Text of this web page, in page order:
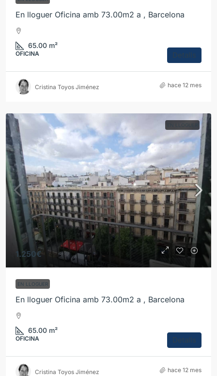
En lloguer Oficina amb 73.00m2 a , Barcelona
65.00 m²
OFICINA Detalls
Cristina Toyos Jiménez hace 12 mes
EN LLOGUER
1.250€
EN LLOGUER
En lloguer Oficina amb 73.00m2 a , Barcelona
65.00 m²
OFICINA Detalls
Cristina Toyos Jiménez hace 12 mes